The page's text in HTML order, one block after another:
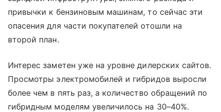
привычки к бензиновым машинам, то сейчас эти
опасения для части покупателей отошли на
второй план.
Интерес заметен уже на уровне дилерских сайтов.
Просмотры электромобилей и гибридов выросли
более чем в пять раз, а количество обращений по
гибридным моделям увеличилось на 30–40%.